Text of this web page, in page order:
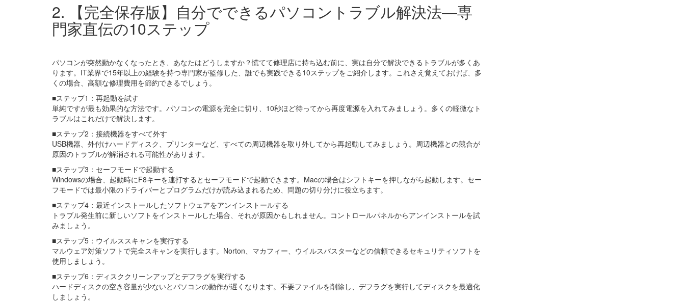
2. 【完全保存版】自分でできるパソコントラブル解決法―専
門家直伝の10ステップ
パソコンが突然動かなくなったとき、あなたはどうしますか？慌てて修理店に持ち込む前に、実は自分で解決できるトラブルが多くあ
ります。IT業界で15年以上の経験を持つ専門家が監修した、誰でも実践できる10ステップをご紹介します。これさえ覚えておけば、多
くの場合、高額な修理費用を節約できるでしょう。
■ステップ1：再起動を試す
単純ですが最も効果的な方法です。パソコンの電源を完全に切り、10秒ほど待ってから再度電源を入れてみましょう。多くの軽微なト
ラブルはこれだけで解決します。
■ステップ2：接続機器をすべて外す
USB機器、外付けハードディスク、プリンターなど、すべての周辺機器を取り外してから再起動してみましょう。周辺機器との競合が
原因のトラブルが解消される可能性があります。
■ステップ3：セーフモードで起動する
Windowsの場合、起動時にF8キーを連打するとセーフモードで起動できます。Macの場合はシフトキーを押しながら起動します。セー
フモードでは最小限のドライバーとプログラムだけが読み込まれるため、問題の切り分けに役立ちます。
■ステップ4：最近インストールしたソフトウェアをアンインストールする
トラブル発生前に新しいソフトをインストールした場合、それが原因かもしれません。コントロールパネルからアンインストールを試
みましょう。
■ステップ5：ウイルススキャンを実行する
マルウェア対策ソフトで完全スキャンを実行します。Norton、マカフィー、ウイルスバスターなどの信頼できるセキュリティソフトを
使用しましょう。
■ステップ6：ディスククリーンアップとデフラグを実行する
ハードディスクの空き容量が少ないとパソコンの動作が遅くなります。不要ファイルを削除し、デフラグを実行してディスクを最適化
しましょう。